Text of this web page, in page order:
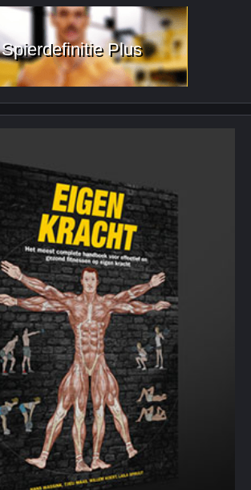
Spierdefinitie Plus